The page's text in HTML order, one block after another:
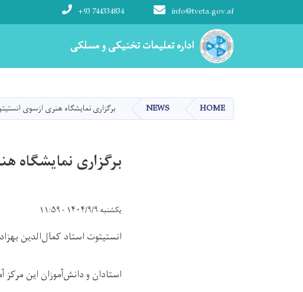
اداره تعلیمات تخنیکی و مسلکی
info@tveta.gov.af
+93 744334834
Main navigation
اداره تعلیمات تخنیکی و مسلکی
HOME
NEWS برگزاری نمایشگاه هنری ازسوی
برگزاری نمایشگاه
یکشنبه ۱۴۰۴/۹/۹ - ۱۱:۵۹
انستیتوت استاد کمال‌الدین
استادان و دانش‌آموزان این